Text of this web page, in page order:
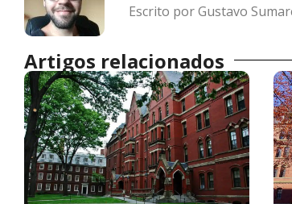
Escrito por Gustavo
Artigos relacionados